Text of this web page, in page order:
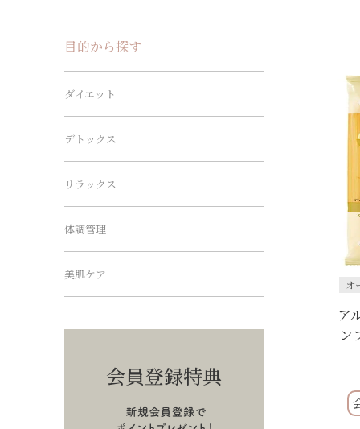
オ
ア
ン
目的から探す
ダイエット
デトックス
リラックス
体調管理
美肌ケア
会員登録特典